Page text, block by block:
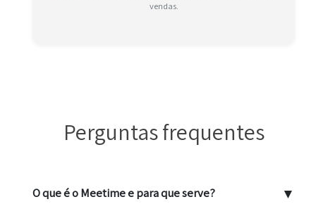
vendas.
Perguntas frequentes
O que é o Meetime e para que serve? ▼